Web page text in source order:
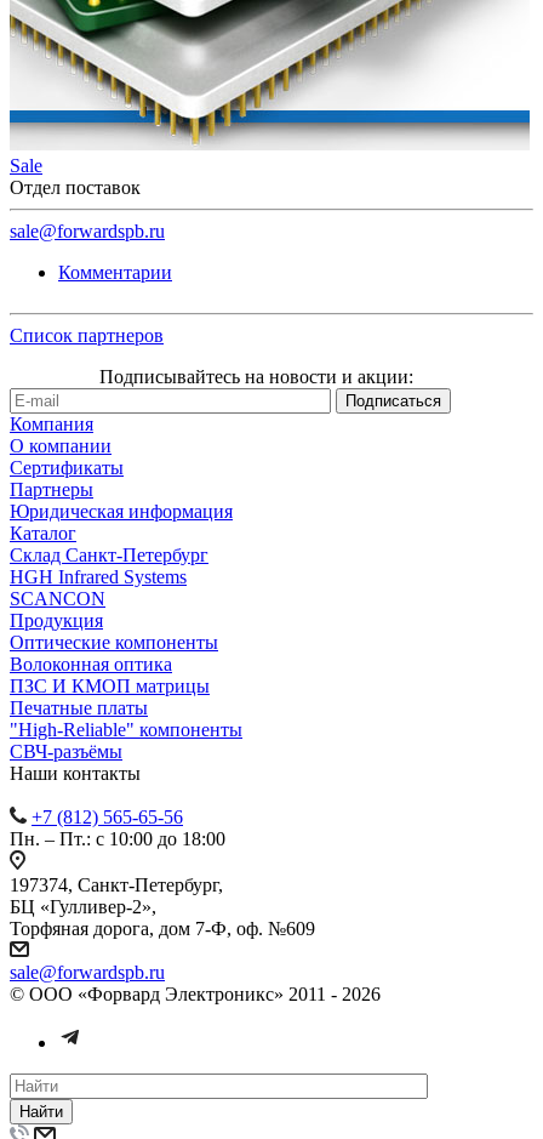
Sale
Отдел поставок
sale@forwardspb.ru
Комментарии
Список партнеров
Подписывайтесь на новости и акции:
Компания
О компании
Сертификаты
Партнеры
Юридическая информация
Каталог
Cклад Санкт-Петербург
HGH Infrared Systems
SCANCON
Продукция
Оптические компоненты
Волоконная оптика
ПЗС И КМОП матрицы
Печатные платы
"High-Reliable" компоненты
СВЧ-разъёмы
Наши контакты
+7 (812) 565-65-56
Пн. – Пт.: с 10:00 до 18:00
197374, Санкт-Петербург,
БЦ «Гулливер-2»,
Торфяная дорога, дом 7-Ф, оф. №609
sale@forwardspb.ru
© ООО «Форвард Электроникс» 2011 - 2026
Найти